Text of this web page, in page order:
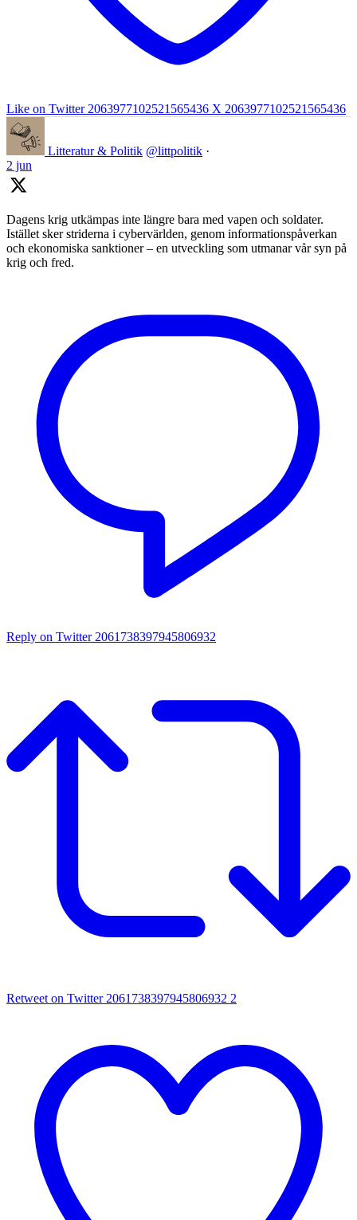
Like on Twitter 2063977102521565436 X 2063977102521565436
Litteratur & Politik @littpolitik ·
2 jun
Dagens krig utkämpas inte längre bara med vapen och soldater.
Istället sker striderna i cybervärlden, genom informationspåverkan
och ekonomiska sanktioner – en utveckling som utmanar vår syn på
krig och fred.
Reply on Twitter 2061738397945806932
Retweet on Twitter 2061738397945806932 2